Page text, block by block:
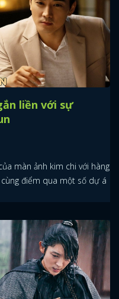
liền với sự
màn ảnh kim chi với hàng
điểm qua một số dự á